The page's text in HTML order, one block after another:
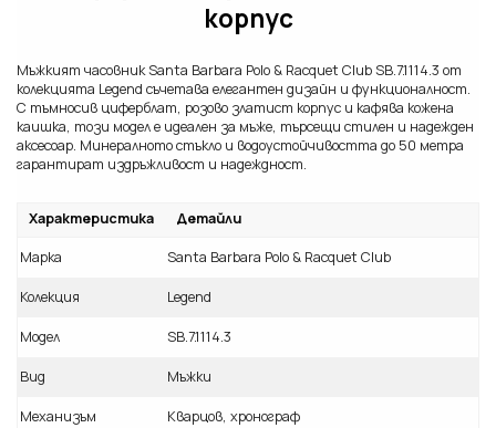
корпус
Мъжкият часовник Santa Barbara Polo & Racquet Club SB.7.1114.3 от
колекцията Legend съчетава елегантен дизайн и функционалност.
С тъмносив циферблат, розово златист корпус и кафява кожена
каишка, този модел е идеален за мъже, търсещи стилен и надежден
аксесоар. Минералното стъкло и водоустойчивостта до 50 метра
гарантират издръжливост и надеждност.
Характеристика Детайли
Марка Santa Barbara Polo & Racquet Club
Колекция Legend
Модел SB.7.1114.3
Вид Мъжки
Механизъм Кварцов, хронограф